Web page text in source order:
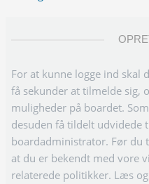
For at kunne logge ind
få sekunder at tilmelde sig,
muligheder på boardet.
desuden få tildelt udvidede
boardadministrator. Før du
at du er bekendt med vore
relaterede politikker. Læs